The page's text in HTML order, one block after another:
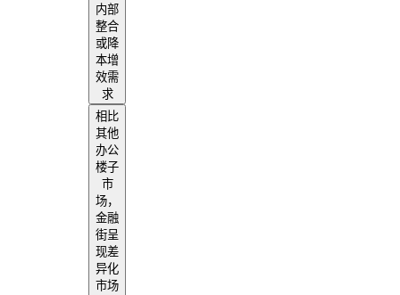
内部
整合
或降
本增
效需
求
相比
其他
办公
楼子
市
场，
金融
街呈
现差
异化
市场